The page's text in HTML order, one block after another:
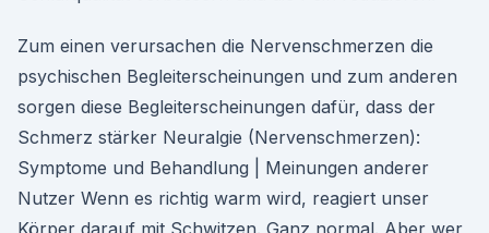
Zum einen verursachen die Nervenschmerzen die
psychischen Begleiterscheinungen und zum anderen
sorgen diese Begleiterscheinungen dafür, dass der
Schmerz stärker Neuralgie (Nervenschmerzen):
Symptome und Behandlung | Meinungen anderer
Nutzer Wenn es richtig warm wird, reagiert unser
Körper darauf mit Schwitzen. Ganz normal. Aber wer